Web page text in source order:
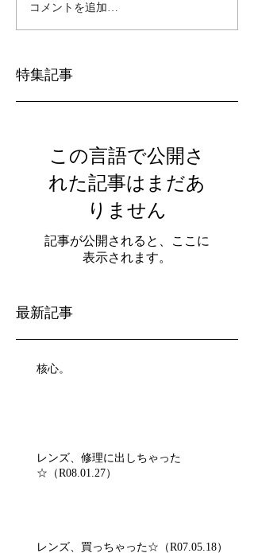
コメントを追加…
特集記事
この言語で公開さ
れた記事はまだあ
りません
記事が公開されると、ここに
表示されます。
最新記事
核心。
レンズ、修理に出しちゃった
☆（R08.01.27）
レンズ、買っちゃった☆（R07.05.18）